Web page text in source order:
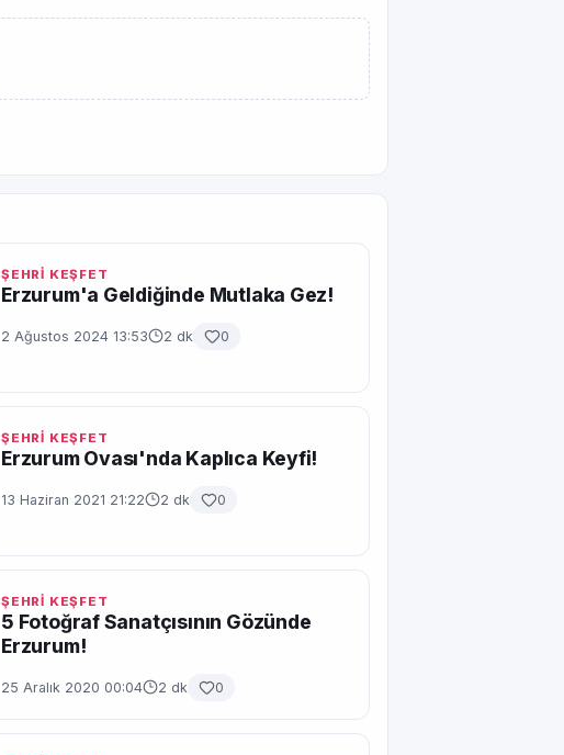
ŞEHRİ KEŞFET
Erzurum'a Geldiğinde Mutlaka Gez!
2 Ağustos 2024 13:53 2 dk 0
ŞEHRİ KEŞFET
Erzurum Ovası'nda Kaplıca Keyfi!
13 Haziran 2021 21:22 2 dk 0
ŞEHRİ KEŞFET
5 Fotoğraf Sanatçısının Gözünde
Erzurum!
25 Aralık 2020 00:04 2 dk 0